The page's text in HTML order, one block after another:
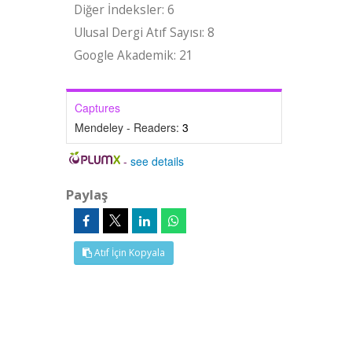
Diğer İndeksler: 6
Ulusal Dergi Atıf Sayısı: 8
Google Akademik: 21
Captures
Mendeley - Readers: 3
-see details
Paylaş
Atıf İçin Kopyala